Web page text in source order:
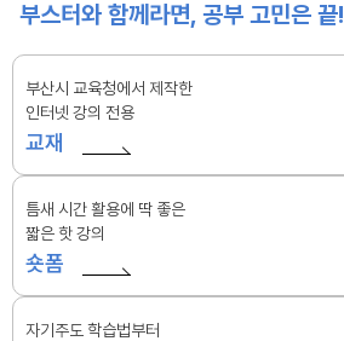
부스터와 함께라면, 공부 고민은 끝!
부산시 교육청에서 제작한
인터넷 강의 전용
교재
틈새 시간 활용에 딱 좋은
짧은 핫 강의
숏폼
자기주도 학습법부터